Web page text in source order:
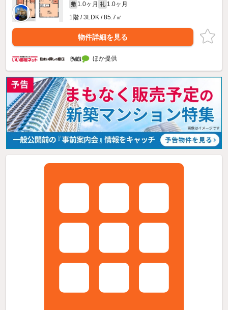
敷 1.0ヶ月 礼 1.0ヶ月
1階 / 3LDK / 85.7㎡
物件詳細を見る
ほか提供